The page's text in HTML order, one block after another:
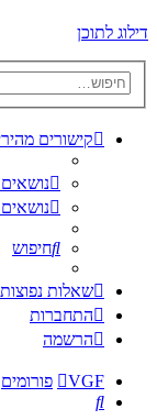
דילוג לתוכן
קישורים
חיפוש
שאלות נפוצות
התחברות
הרשמה
VGF פורומים
חיפוש